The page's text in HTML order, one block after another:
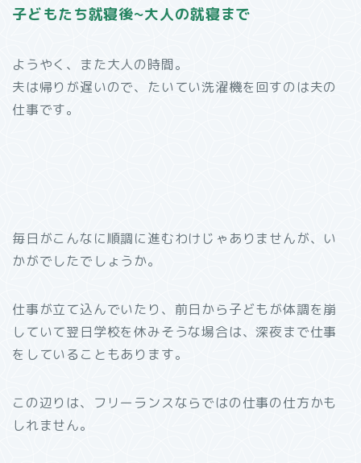
子どもたち就寝後~大人の就寝まで
ようやく、また大人の時間。
夫は帰りが遅いので、たいてい洗濯機を回すのは夫の
仕事です。
毎日がこんなに順調に進むわけじゃありませんが、い
かがでしたでしょうか。
仕事が立て込んでいたり、前日から子どもが体調を崩
していて翌日学校を休みそうな場合は、深夜まで仕事
をしていることもあります。
この辺りは、フリーランスならではの仕事の仕方かも
しれません。